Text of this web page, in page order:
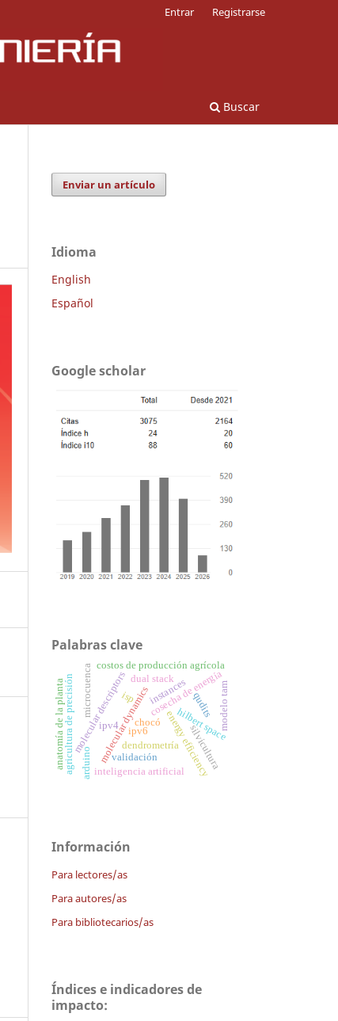
Buscar
Entrar Registrarse
Enviar un artículo
Idioma
English
Español
Google scholar
Palabras clave
cosecha de energía
ipv6
ipv4 energy efficiency
molecular descriptors
molecular dynamics
agricultura de precisión
costos de producción agrícola
inteligencia artificial
qudits
hilbert space
anatomía de la planta dendrometría silvicultura
instances
dual stack
isp
chocó
validación
arduino
modelo tam
microcuenca
Información
Para lectores/as
Para autores/as
Para bibliotecarios/as
Índices e indicadores de
impacto: